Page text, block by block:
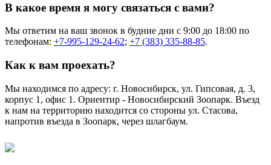
В какое время я могу связаться с вами?
Мы ответим на ваш звонок в будние дни с 9:00 до 18:00 по
телефонам: +7-995-129-24-62; +7 (383) 335-88-85.
Как к вам проехать?
Мы находимся по адресу: г. Новосибирск, ул. Гипсовая, д. 3,
корпус 1, офис 1. Ориентир - Новосибирский Зоопарк. Въезд
к нам на территорию находится со стороны ул. Стасова,
напротив въезда в Зоопарк, через шлагбаум.